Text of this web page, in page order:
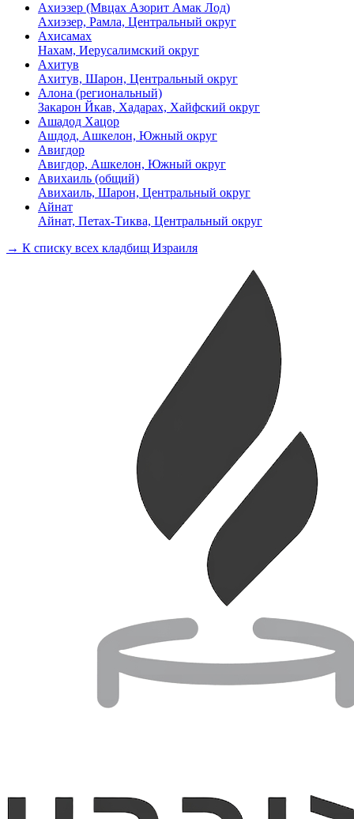
Ахиэзер (Мвцах Азорит Амак Лод)
Ахиэзер, Рамла, Центральный округ
Ахисамах
Нахам, Иерусалимский округ
Ахитув
Ахитув, Шарон, Центральный округ
Алона (региональный)
Закарон Йкав, Хадарах, Хайфский округ
Ашадод Хацор
Ашдод, Ашкелон, Южный округ
Авигдор
Авигдор, Ашкелон, Южный округ
Авихаиль (общий)
Авихаиль, Шарон, Центральный округ
Айнат
Айнат, Петах-Тиква, Центральный округ
→ К списку всех кладбищ Израиля